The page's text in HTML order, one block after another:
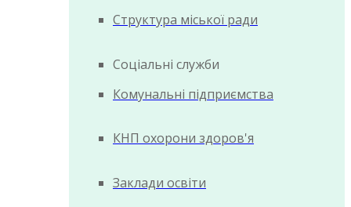
Структура міської ради
Соціальні служби
Комунальні підприємства
КНП охорони здоров'я
Заклади освіти